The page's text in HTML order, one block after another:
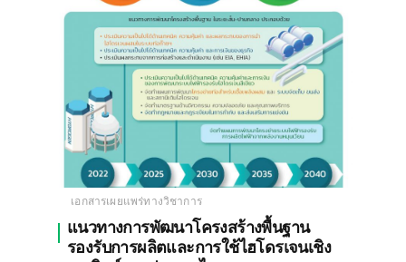
เอกสารเผยแพร่ทางวิชาการ
แนวทางการพัฒนาโครงสร้างพื้นฐาน
รองรับการผลิตและการใช้ไฮโดรเจนเชิง